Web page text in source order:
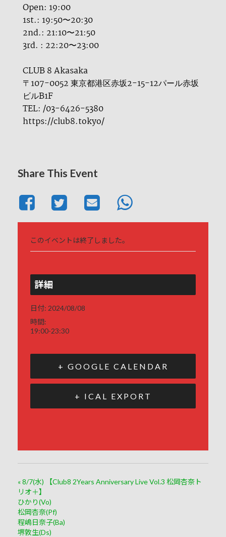
Open: 19:00
1st.: 19:50〜20:30
2nd.: 21:10〜21:50
3rd. : 22:20〜23:00
CLUB 8 Akasaka
〒107-0052 東京都港区赤坂2-15-12パール赤坂
ビルB1F
TEL: /03-6426-5380
https://club8.tokyo/
Share This Event
このイベントは終了しました。
詳細
日付: 2024/08/08
時間:
19:00-23:30
+ GOOGLE CALENDAR
+ ICAL EXPORT
«8/7(水) 【Club8 2Years Anniversary Live Vol.3 松岡杏奈ト
リオ＋】
ひかり(Vo)
松岡杏奈(Pf)
程嶋日奈子(Ba)
堺敦生(Ds)